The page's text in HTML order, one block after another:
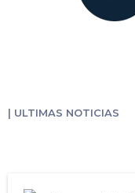
| ULTIMAS NOTICIAS